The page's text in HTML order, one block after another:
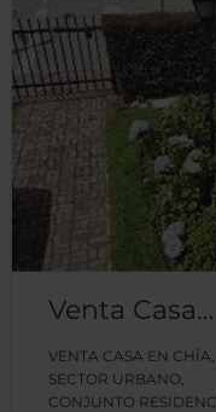
Venta Casa
Portobelo IV
Chia
VENTA CASA EN CHÍA,
SECTOR URBANO,
CONJUNTO